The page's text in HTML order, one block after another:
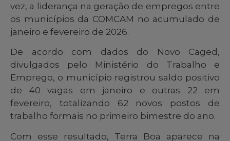
vez, a liderança na geração de empregos entre
os municípios da COMCAM no acumulado de
janeiro e fevereiro de 2026.
De acordo com dados do Novo Caged,
divulgados pelo Ministério do Trabalho e
Emprego, o município registrou saldo positivo
de 40 vagas em janeiro e outras 22 em
fevereiro, totalizando 62 novos postos de
trabalho formais no primeiro bimestre do ano.
Com esse resultado, Terra Boa aparece na